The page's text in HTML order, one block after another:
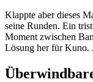
Klappte aber dieses
seine Runden. Ein
Moment zwischen
Lösung her für Kuno.